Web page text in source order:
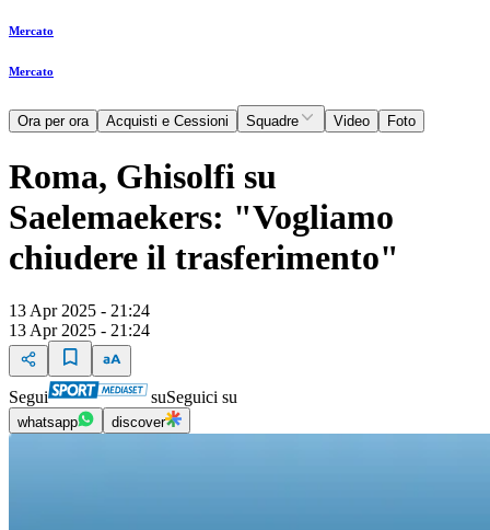
Mercato
Mercato
Ora per ora Acquisti e Cessioni Squadre Video Foto
Roma, Ghisolfi su
Saelemaekers: "Vogliamo
chiudere il trasferimento"
13 Apr 2025 - 21:24
13 Apr 2025 - 21:24
Segui suSeguici su
whatsapp discover